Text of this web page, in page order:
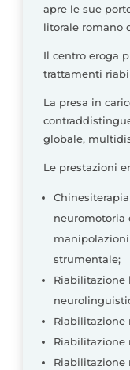
apre le sue
litorale romano
Il centro eroga
trattamenti
La presa in
globale,
Le prestazioni
neuromotoria
strumentale;
Riabilitazione
Riabilitazione
Riabilitazione
Riabilitazione